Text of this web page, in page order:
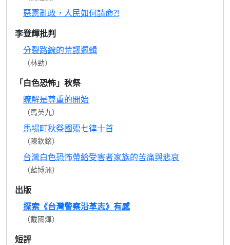
惡憲亂政，人民如何請命?!
李登輝批判
分裂路線的荒謬邏輯
（林勁）
「白色恐怖」秋祭
瞭解是尊重的開始
（馬英九）
馬場町秋祭國殤七律十首
（陳欽銘）
台灣白色恐怖帶給受害者家族的苦痛與悲哀
（藍博洲）
出版
探索《台灣警察沿革志》有感
（戴國煇）
短評